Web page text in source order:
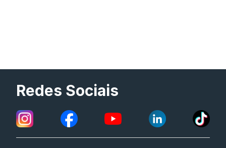
Redes Sociais